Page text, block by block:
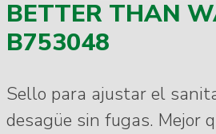
BETTER THAN
B753048
Sello para ajustar el
desagüe sin fugas. Mejor